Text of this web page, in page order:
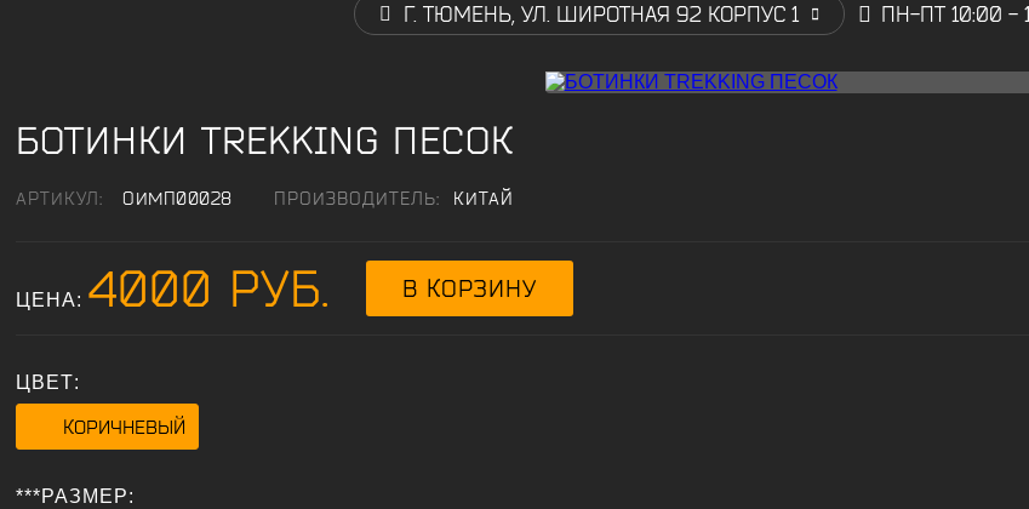
Г. ТЮМЕНЬ, УЛ. ШИРОТНАЯ 92 КОРПУС 1 ПН-ПТ 10:00 -
БОТИНКИ TREKKING ПЕСОК
АРТИКУЛ: ОИМП00028 ПРОИЗВОДИТЕЛЬ: КИТАЙ
ЦЕНА: 4000 РУБ.
ЦВЕТ:
КОРИЧНЕВЫЙ
***РАЗМЕР: